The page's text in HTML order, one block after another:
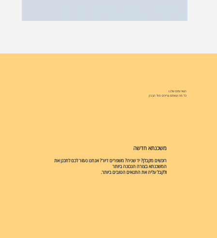
השירותים שלנו
כל מה שאתם צריכים מול הבנק
משכנתא חדשה
רוכשים מקבלן? יד שניה? משפרים דיור? אנחנו נעזור לכם לתכנן את
המשכנתא בצורה הנכונה ביותר
ולקבל עליה את התנאים הטובים ביותר.